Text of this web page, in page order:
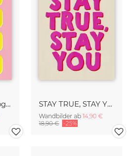
DISCO Retro Typography - Handmade Texture Vibrant Pink & Yellow STAY TRUE, STAY YOU - Handmade Lettering - Textured Fine Art Print
Wandbilder ab 14,90 €
18,90 € -25%